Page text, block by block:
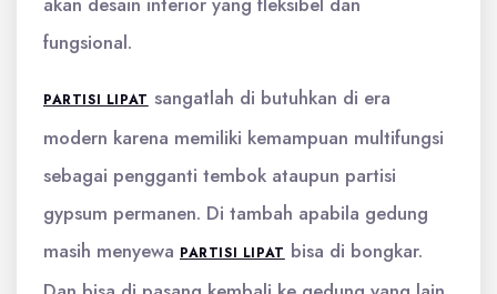
fungsional.
PARTISI LIPAT sangatlah di butuhkan di era
modern karena memiliki kemampuan multifungsi
sebagai pengganti tembok ataupun partisi
gypsum permanen. Di tambah apabila gedung
masih menyewa PARTISI LIPAT bisa di bongkar.